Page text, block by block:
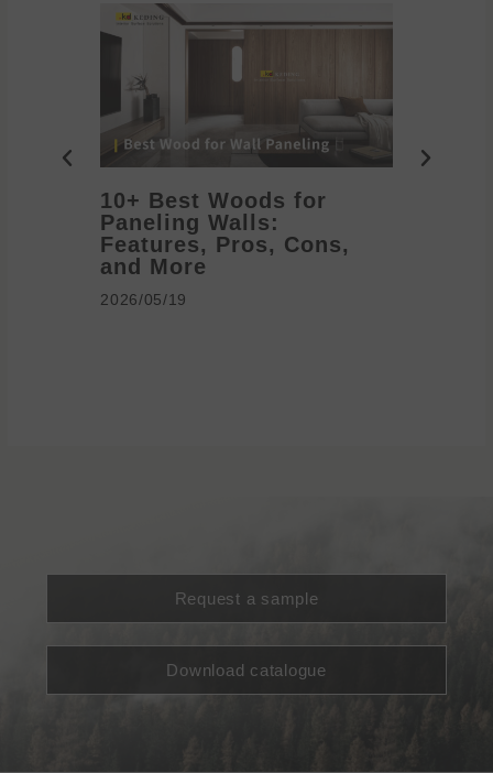
10+ Best Woods for
Paneling Walls:
Features, Pros, Cons,
and More
2026/05/19
Request a sample
Download catalogue